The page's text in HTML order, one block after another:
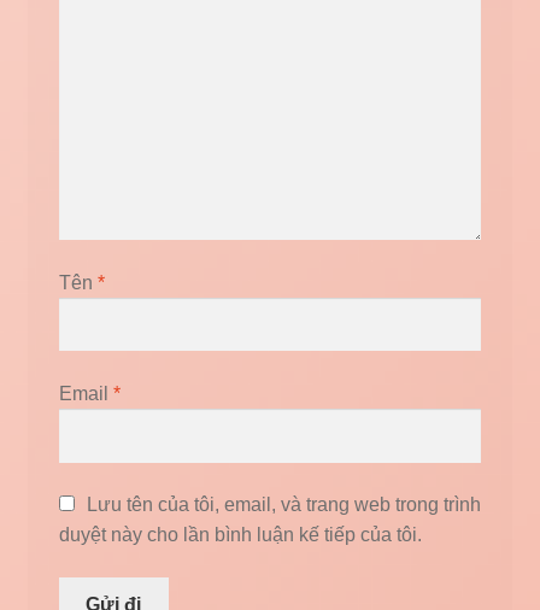
Tên *
Email *
Lưu tên của tôi, email, và trang web trong trình
duyệt này cho lần bình luận kế tiếp của tôi.